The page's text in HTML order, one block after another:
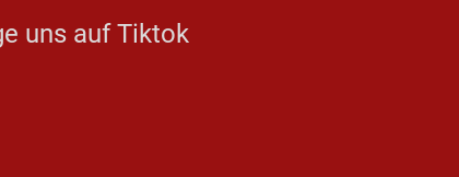
uns auf Tiktok